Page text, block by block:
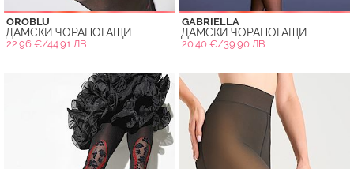
OROBLU
ДАМСКИ ЧОРАПОГАЩИ
22.96 €/44.91 ЛВ.
GABRIELLA
ДАМСКИ ЧОРАПОГАЩИ
20.40 €/39.90 ЛВ.